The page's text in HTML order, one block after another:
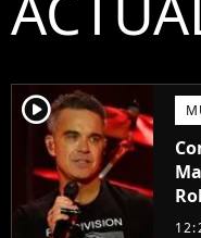
player2